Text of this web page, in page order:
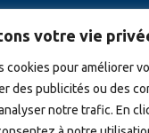
votre vie
cookies pour améliorer
des publicités ou des
notre trafic. En
418 956-1026